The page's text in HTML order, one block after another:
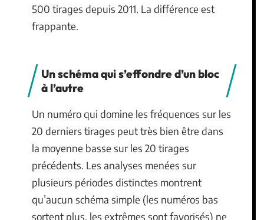
500 tirages depuis 2011. La différence est
frappante.
Un schéma qui s’effondre d’un bloc
à l’autre
Un numéro qui domine les fréquences sur les
20 derniers tirages peut très bien être dans
la moyenne basse sur les 20 tirages
précédents. Les analyses menées sur
plusieurs périodes distinctes montrent
qu’aucun schéma simple (les numéros bas
sortent plus, les extrêmes sont favorisés) ne